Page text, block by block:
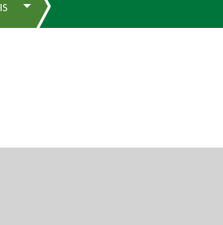
de tela